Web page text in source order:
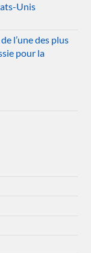
Unis
l’une des plus
pour la